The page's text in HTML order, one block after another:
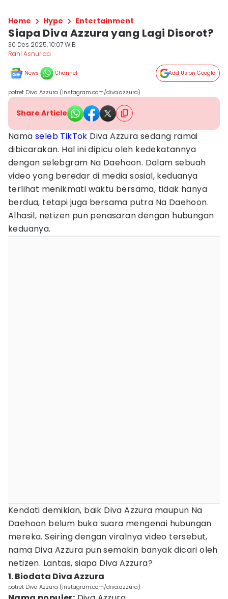
Home Hype Entertainment
Siapa Diva Azzura yang Lagi Disorot?
30 Des 2025, 10:07 WIB
Rani Asnurida
News Channel Add Us on Google
potret Diva Azzura (Instagram.com/diva.azzura)
Share Article
Nama seleb TikTok Diva Azzura sedang ramai
dibicarakan. Hal ini dipicu oleh kedekatannya
dengan selebgram Na Daehoon. Dalam sebuah
video yang beredar di media sosial, keduanya
terlihat menikmati waktu bersama, tidak hanya
berdua, tetapi juga bersama putra Na Daehoon.
Alhasil, netizen pun penasaran dengan hubungan
keduanya.
Kendati demikian, baik Diva Azzura maupun Na
Daehoon belum buka suara mengenai hubungan
mereka. Seiring dengan viralnya video tersebut,
nama Diva Azzura pun semakin banyak dicari oleh
netizen. Lantas, siapa Diva Azzura?
1. Biodata Diva Azzura
potret Diva Azzura (Instagram.com/diva.azzura)